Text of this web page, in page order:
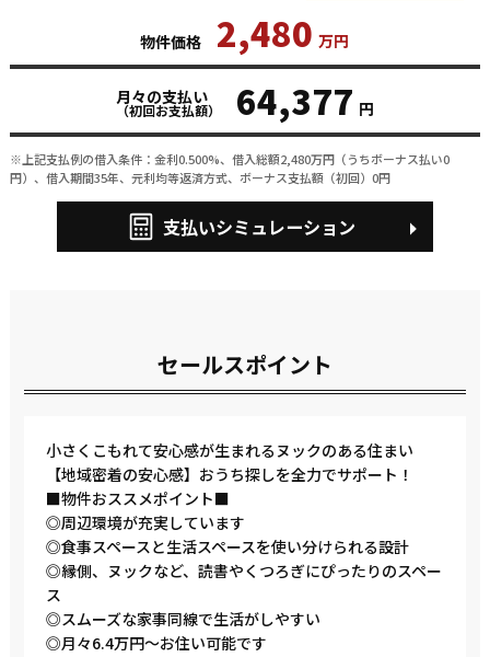
物件価格 2,480 万円
月々の支払い
（初回お支払額） 64,377 円
※上記支払例の借入条件：金利0.500%、借入総額2,480万円（うちボーナス払い0
円）、借入期間35年、元利均等返済方式、ボーナス支払額（初回）0円
支払いシミュレーション
セールスポイント
小さくこもれて安心感が生まれるヌックのある住まい
【地域密着の安心感】おうち探しを全力でサポート！
■物件おススメポイント■
◎周辺環境が充実しています
◎食事スペースと生活スペースを使い分けられる設計
◎縁側、ヌックなど、読書やくつろぎにぴったりのスペー
ス
◎スムーズな家事同線で生活がしやすい
◎月々6.4万円～お住い可能です